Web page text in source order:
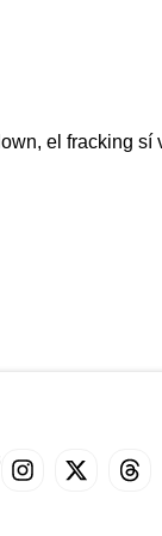
el fracking sí